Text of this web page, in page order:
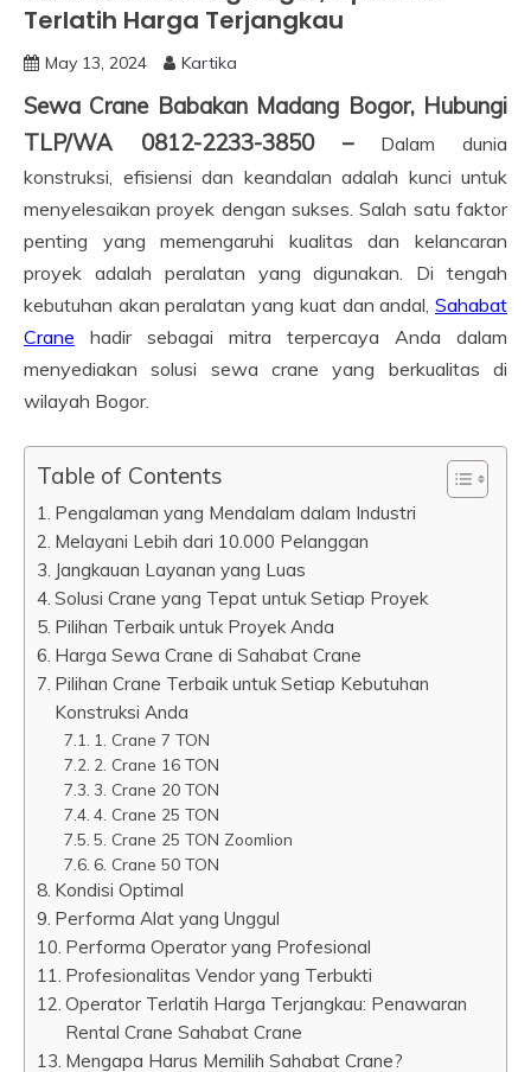
Terlatih Harga Terjangkau
May 13, 2024 Kartika
Sewa Crane Babakan Madang Bogor, Hubungi
TLP/WA 0812-2233-3850 –
Dalam dunia
konstruksi, efisiensi dan keandalan adalah kunci untuk
menyelesaikan proyek dengan sukses. Salah satu faktor
penting yang memengaruhi kualitas dan kelancaran
proyek adalah peralatan yang digunakan. Di tengah
kebutuhan akan peralatan yang kuat dan andal, Sahabat
Crane hadir sebagai mitra terpercaya Anda dalam
menyediakan solusi sewa crane yang berkualitas di
wilayah Bogor.
Table of Contents
Pengalaman yang Mendalam dalam Industri
Melayani Lebih dari 10.000 Pelanggan
Jangkauan Layanan yang Luas
Solusi Crane yang Tepat untuk Setiap Proyek
Pilihan Terbaik untuk Proyek Anda
Harga Sewa Crane di Sahabat Crane
Pilihan Crane Terbaik untuk Setiap Kebutuhan
Konstruksi Anda
1. Crane 7 TON
2. Crane 16 TON
3. Crane 20 TON
4. Crane 25 TON
5. Crane 25 TON Zoomlion
6. Crane 50 TON
Kondisi Optimal
Performa Alat yang Unggul
Performa Operator yang Profesional
Profesionalitas Vendor yang Terbukti
Operator Terlatih Harga Terjangkau: Penawaran
Rental Crane Sahabat Crane
Mengapa Harus Memilih Sahabat Crane?